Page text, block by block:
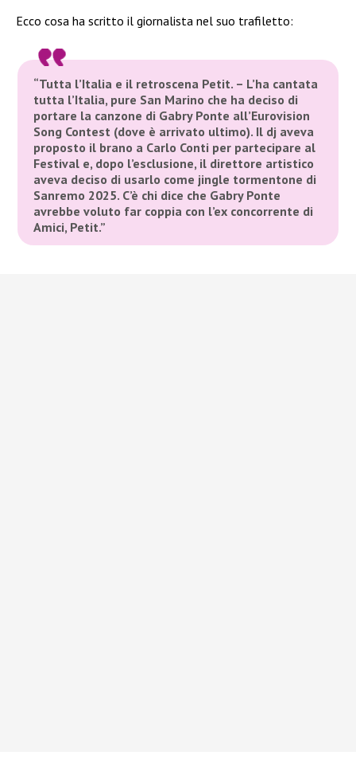
Ecco cosa ha scritto il giornalista nel suo trafiletto:
“Tutta l’Italia e il retroscena Petit. – L’ha cantata
tutta l’Italia, pure San Marino che ha deciso di
portare la canzone di Gabry Ponte all’Eurovision
Song Contest (dove è arrivato ultimo). Il dj aveva
proposto il brano a Carlo Conti per partecipare al
Festival e, dopo l’esclusione, il direttore artistico
aveva deciso di usarlo come jingle tormentone di
Sanremo 2025. C’è chi dice che Gabry Ponte
avrebbe voluto far coppia con l’ex concorrente di
Amici, Petit.”